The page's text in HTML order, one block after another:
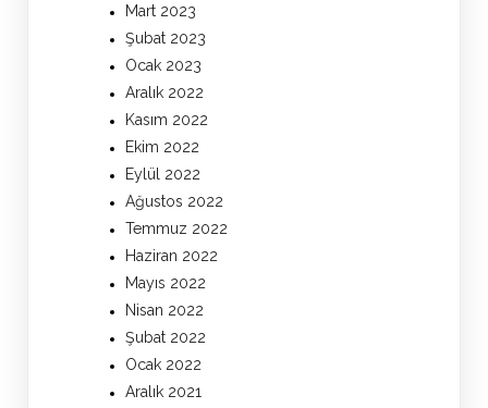
Mart 2023
Şubat 2023
Ocak 2023
Aralık 2022
Kasım 2022
Ekim 2022
Eylül 2022
Ağustos 2022
Temmuz 2022
Haziran 2022
Mayıs 2022
Nisan 2022
Şubat 2022
Ocak 2022
Aralık 2021